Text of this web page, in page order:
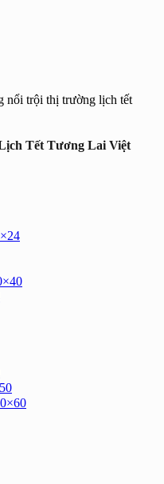
nổi trội thị trường lịch tết